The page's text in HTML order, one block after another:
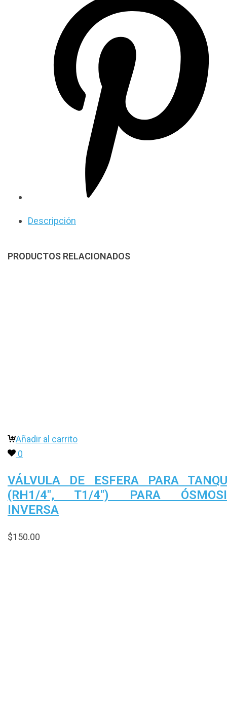
Descripción
DESCRIPCIÓN DEL PRODUCTO
PRODUCTOS RELACIONADOS
Añadir al carrito
0
VÁLVULA DE ESFERA PARA
(RH1/4″, T1/4″) PARA
INVERSA
$150.00